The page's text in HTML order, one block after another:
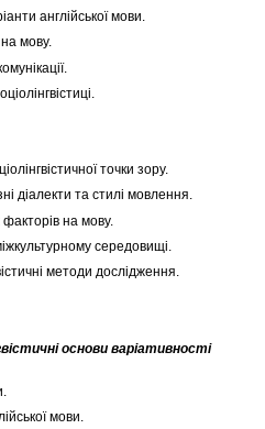
англійської мови.
мову.
точки зору.
діалекти та стилі мовлення.
на мову.
середовищі.
методи дослідження.
основи варіативності
мови.